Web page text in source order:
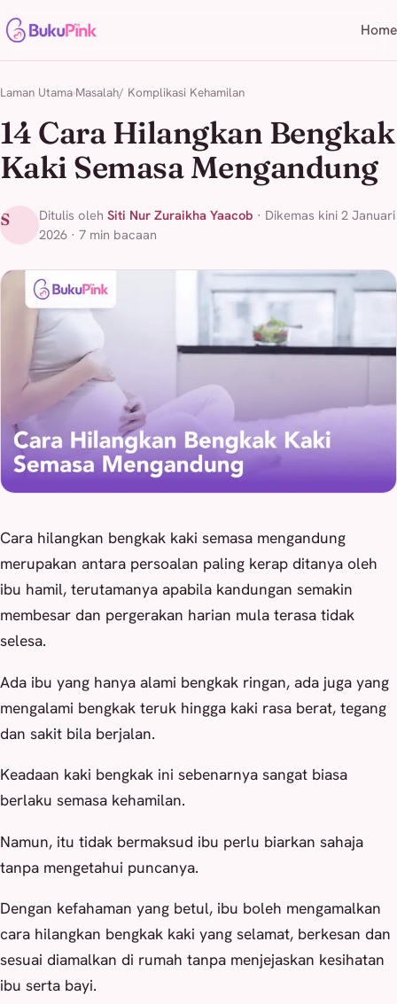
Home
Laman Utama Masalah/ Komplikasi Kehamilan
14 Cara Hilangkan Bengkak
Kaki Semasa Mengandung
S Ditulis oleh Siti Nur Zuraikha Yaacob · Dikemas kini 2 Januari
2026 · 7 min bacaan
Cara hilangkan bengkak kaki semasa mengandung
merupakan antara persoalan paling kerap ditanya oleh
ibu hamil, terutamanya apabila kandungan semakin
membesar dan pergerakan harian mula terasa tidak
selesa.
Ada ibu yang hanya alami bengkak ringan, ada juga yang
mengalami bengkak teruk hingga kaki rasa berat, tegang
dan sakit bila berjalan.
Keadaan kaki bengkak ini sebenarnya sangat biasa
berlaku semasa kehamilan.
Namun, itu tidak bermaksud ibu perlu biarkan sahaja
tanpa mengetahui puncanya.
Dengan kefahaman yang betul, ibu boleh mengamalkan
cara hilangkan bengkak kaki yang selamat, berkesan dan
sesuai diamalkan di rumah tanpa menjejaskan kesihatan
ibu serta bayi.